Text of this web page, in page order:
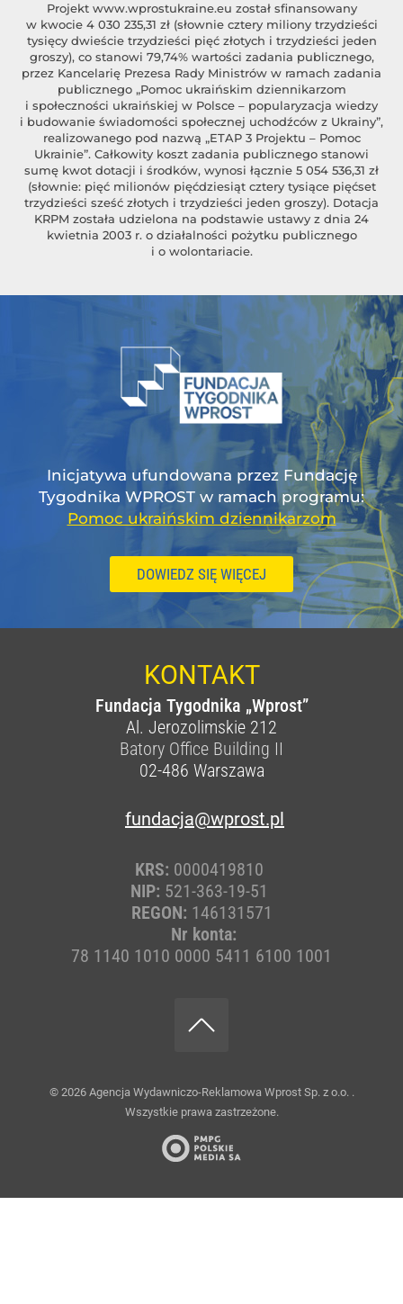
Projekt www.wprostukraine.eu został sfinansowany
w kwocie 4 030 235,31 zł (słownie cztery miliony trzydzieści
tysięcy dwieście trzydzieści pięć złotych i trzydzieści jeden
groszy), co stanowi 79,74% wartości zadania publicznego,
przez Kancelarię Prezesa Rady Ministrów w ramach zadania
publicznego „Pomoc ukraińskim dziennikarzom
i społeczności ukraińskiej w Polsce – popularyzacja wiedzy
i budowanie świadomości społecznej uchodźców z Ukrainy”,
realizowanego pod nazwą „ETAP 3 Projektu – Pomoc
Ukrainie”. Całkowity koszt zadania publicznego stanowi
sumę kwot dotacji i środków, wynosi łącznie 5 054 536,31 zł
(słownie: pięć milionów pięćdziesiąt cztery tysiące pięćset
trzydzieści sześć złotych i trzydzieści jeden groszy). Dotacja
KRPM została udzielona na podstawie ustawy z dnia 24
kwietnia 2003 r. o działalności pożytku publicznego
i o wolontariacie.
Inicjatywa ufundowana przez Fundację
Tygodnika WPROST w ramach programu:
Pomoc ukraińskim dziennikarzom
DOWIEDZ SIĘ WIĘCEJ
KONTAKT
Fundacja Tygodnika „Wprost”
Al. Jerozolimskie 212
Batory Office Building II
02-486 Warszawa
fundacja@wprost.pl
KRS: 0000419810
NIP: 521-363-19-51
REGON: 146131571
Nr konta:
78 1140 1010 0000 5411 6100 1001
© 2026 Agencja Wydawniczo-Reklamowa Wprost Sp. z o.o. .
Wszystkie prawa zastrzeżone.